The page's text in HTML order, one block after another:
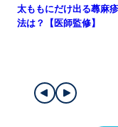
太ももにだけ出る蕁麻
法は？【医師監修】